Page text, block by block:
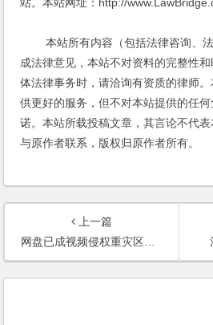
本站所有内容（包括法律咨询、法
成法律意见，本站不对资料的完整性
体法律事务时，请洽询有资质的律师
供更好的服务，但不对本站提供的任
诺。本站所载投稿文章，其言论不代
与原作者联系，版权归原作者所有。
上一篇
网盘已成视频侵权重灾区：没有它下载不到的大片